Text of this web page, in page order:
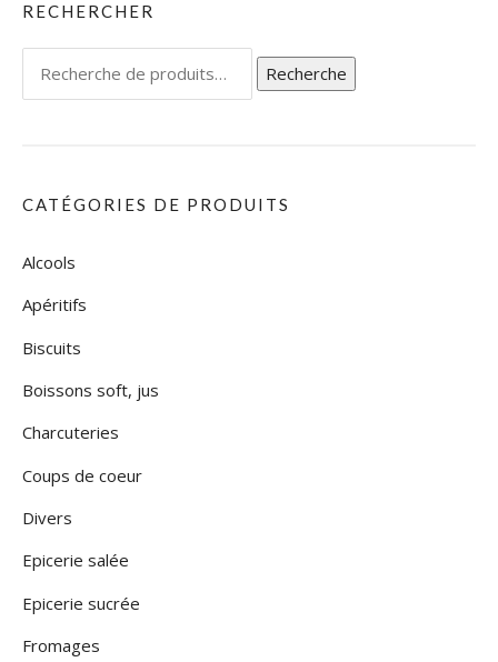
RECHERCHER
Recherche
CATÉGORIES DE PRODUITS
Alcools
Apéritifs
Biscuits
Boissons soft, jus
Charcuteries
Coups de coeur
Divers
Epicerie salée
Epicerie sucrée
Fromages